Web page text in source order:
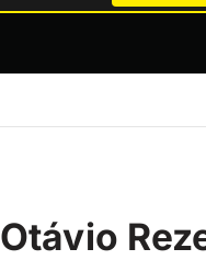
Otávio